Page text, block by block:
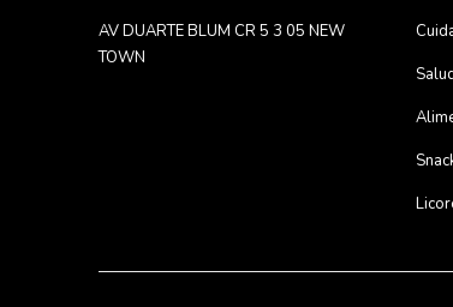
AV DUARTE BLUM CR 5 3 05 NEW
TOWN